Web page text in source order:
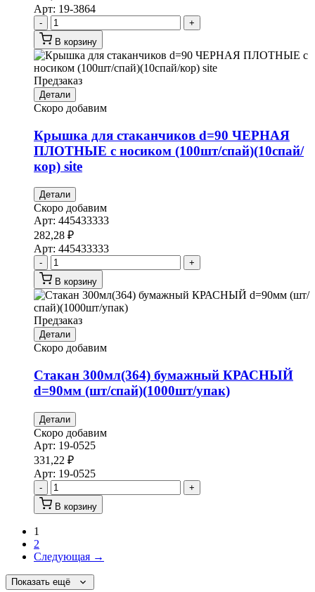
Арт: 19-3864
-
+
В корзину
Предзаказ
Детали
Скоро добавим
Крышка для стаканчиков d=90 ЧЕРНАЯ
ПЛОТНЫЕ с носиком (100шт/спай)(10спай/
кор) site
Детали
Скоро добавим
Арт: 445433333
282,28 ₽
Арт: 445433333
-
+
В корзину
Предзаказ
Детали
Скоро добавим
Стакан 300мл(364) бумажный КРАСНЫЙ
d=90мм (шт/спай)(1000шт/упак)
Детали
Скоро добавим
Арт: 19-0525
331,22 ₽
Арт: 19-0525
-
+
В корзину
1
2
Следующая →
Показать ещё